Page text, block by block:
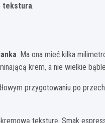
tekstura.
. Ma ona mieć kilka
krem, a nie wielkie
przygotowaniu po
teksturę. Smak